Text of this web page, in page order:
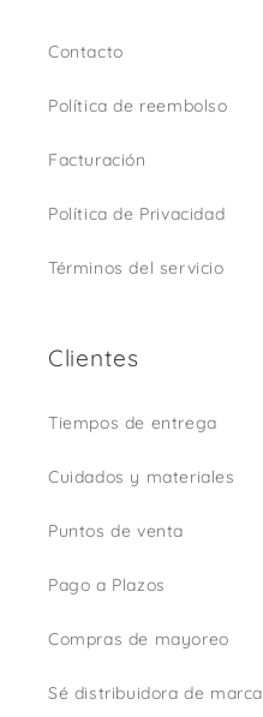
Contacto
Política de reembolso
Facturación
Política de Privacidad
Términos del servicio
Clientes
Tiempos de entrega
Cuidados y materiales
Puntos de venta
Pago a Plazos
Compras de mayoreo
Sé distribuidora de marca